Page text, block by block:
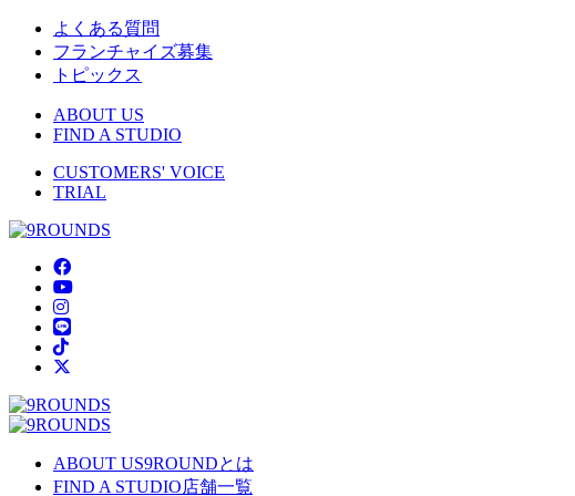
よくある質問
フランチャイズ募集
トピックス
ABOUT US
FIND A STUDIO
CUSTOMERS' VOICE
TRIAL
ABOUT US9ROUNDとは
FIND A STUDIO店舗一覧